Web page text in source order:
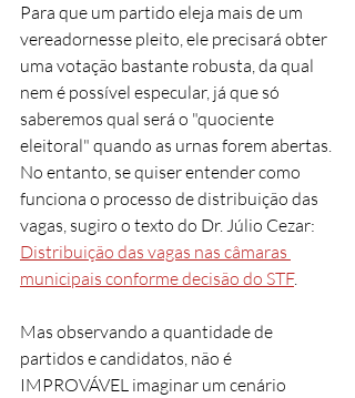
Para que um partido eleja mais de um
vereadornesse pleito, ele precisará obter
uma votação bastante robusta, da qual
nem é possível especular, já que só
saberemos qual será o "quociente
eleitoral" quando as urnas forem abertas.
No entanto, se quiser entender como
funciona o processo de distribuição das
vagas, sugiro o texto do Dr. Júlio Cezar:
Distribuição das vagas nas câmaras
municipais conforme decisão do STF.
Mas observando a quantidade de
partidos e candidatos, não é
IMPROVÁVEL imaginar um cenário